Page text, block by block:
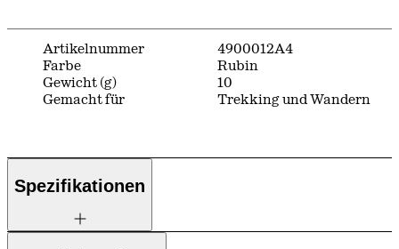
Artikelnummer
4900012A4
Farbe
Rubin
Gewicht (g)
10
Gemacht für
Trekking und Wandern
Spezifikationen